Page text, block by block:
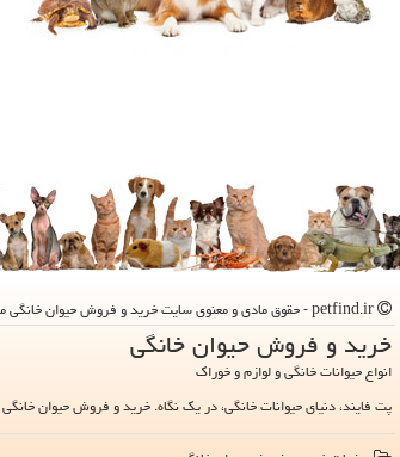
خرید و فروش حیوان خانگی
انواع حیوانات خانگی و لوازم و خوراک
پت فایند، دنیای حیوانات خانگی، در یک نگاه. خرید و فروش حیوان